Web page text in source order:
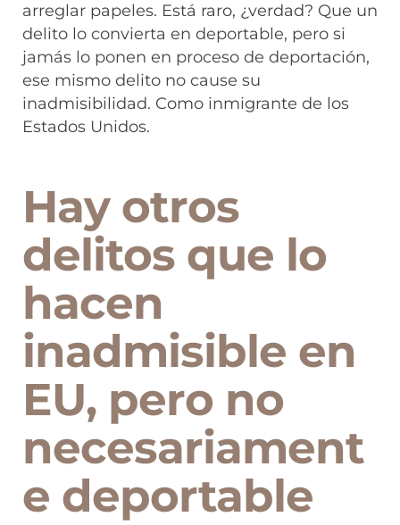
arreglar papeles. Está raro, ¿verdad? Que un
delito lo convierta en deportable, pero si
jamás lo ponen en proceso de deportación,
ese mismo delito no cause su
inadmisibilidad. Como inmigrante de los
Estados Unidos.
Hay otros
delitos que lo
hacen
inadmisible en
EU, pero no
necesariament
e deportable